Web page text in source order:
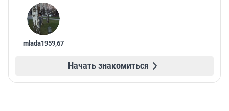
mlada1959,67
Начать знакомиться